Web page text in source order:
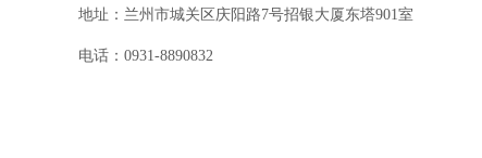
地址：兰州市城关区庆阳路7号招银大厦东塔901室
电话：0931-8890832